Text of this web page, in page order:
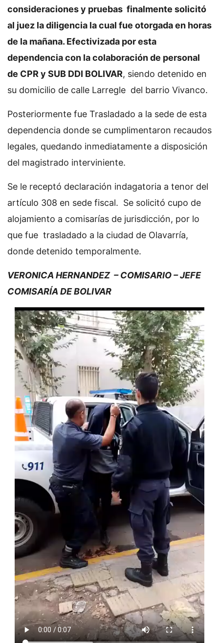
consideraciones y pruebas finalmente solicitó
al juez la diligencia la cual fue otorgada en horas
de la mañana. Efectivizada por esta
dependencia con la colaboración de personal
de CPR y SUB DDI BOLIVAR, siendo detenido en
su domicilio de calle Larregle del barrio Vivanco.
Posteriormente fue Trasladado a la sede de esta
dependencia donde se cumplimentaron recaudos
legales, quedando inmediatamente a disposición
del magistrado interviniente.
Se le receptó declaración indagatoria a tenor del
artículo 308 en sede fiscal. Se solicitó cupo de
alojamiento a comisarías de jurisdicción, por lo
que fue trasladado a la ciudad de Olavarría,
donde detenido temporalmente.
VERONICA HERNANDEZ – COMISARIO – JEFE
COMISARÍA DE BOLIVAR